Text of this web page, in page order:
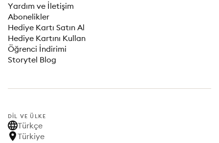
Yardım ve İletişim
Abonelikler
Hediye Kartı Satın Al
Hediye Kartını Kullan
Öğrenci İndirimi
Storytel Blog
DIL VE ÜLKE
Türkçe
Türkiye